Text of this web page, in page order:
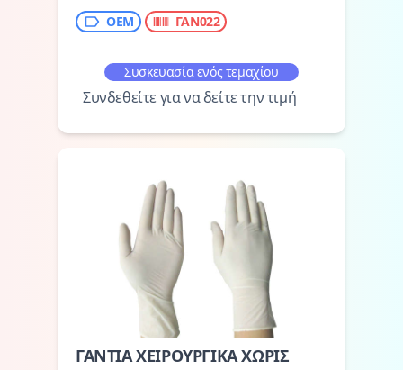
ΟΕΜ ΓΑΝ022
Συσκευασία ενός τεμαχίου
Συνδεθείτε για να δείτε την τιμή
ΓΑΝΤΙΑ ΧΕΙΡΟΥΡΓΙΚΑ ΧΩΡΙΣ